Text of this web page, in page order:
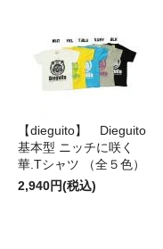
【dieguito】 Dieguito
基本型 ニッチに咲く
華.Tシャツ （全５色）
2,940円(税込)